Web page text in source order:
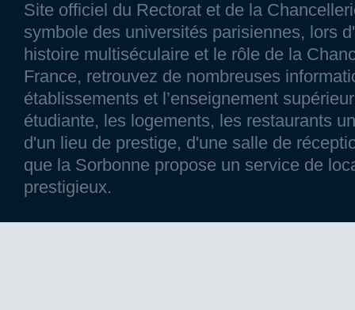
Site officiel du Rectorat et de la
symbole des universités parisiennes, lors
histoire multiséculaire et le rôle de la
France, retrouvez de nombreuses
établissements et l’enseignement
étudiante, les logements, les restaurants
d'un lieu de prestige, d'une salle de
que la Sorbonne propose un service de
prestigieux.